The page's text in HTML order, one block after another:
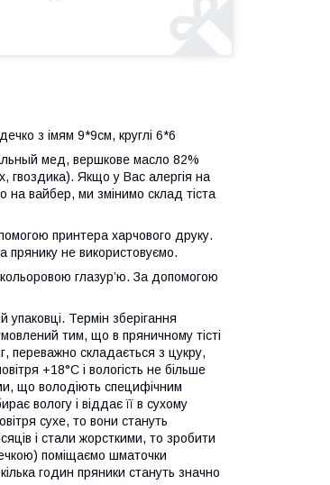
з імям 9*9см, круглі 6*6
мед, вершкове масло 82%
гвоздика). Якщо у Вас алергія на
на вайбер, ми змінимо склад тіста
принтера харчового друку.
прянику не використовуємо.
глазур’ю. За допомогою
упаковці. Термін зберігання
тим, що в пряничному тісті
переважно складається з цукру,
+18°С і вологість не більше
що володіють специфічним
вологу і віддає її в сухому
сухе, то вони стануть
і стали жорсткими, то зробити
поміщаємо шматочки
годин пряники стануть значно